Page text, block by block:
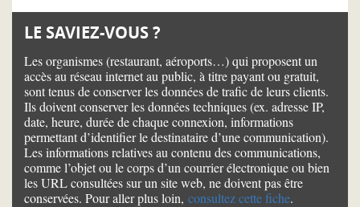
LE SAVIEZ-VOUS ?
Les organismes (restaurant, aéroports…) qui proposent un
accès au réseau internet au public, à titre payant ou gratuit,
sont tenus de conserver les données de trafic de leurs clients.
Ils doivent conserver les données techniques (ex. adresse IP,
date, heure, durée de chaque connexion, informations
permettant d’identifier le destinataire d’une communication).
Les informations relatives au contenu des communications,
comme l’objet ou le corps d’un courrier électronique ou bien
les URL consultées sur un site web, ne doivent pas être
conservées. Pour aller plus loin, consultez cette fiche.